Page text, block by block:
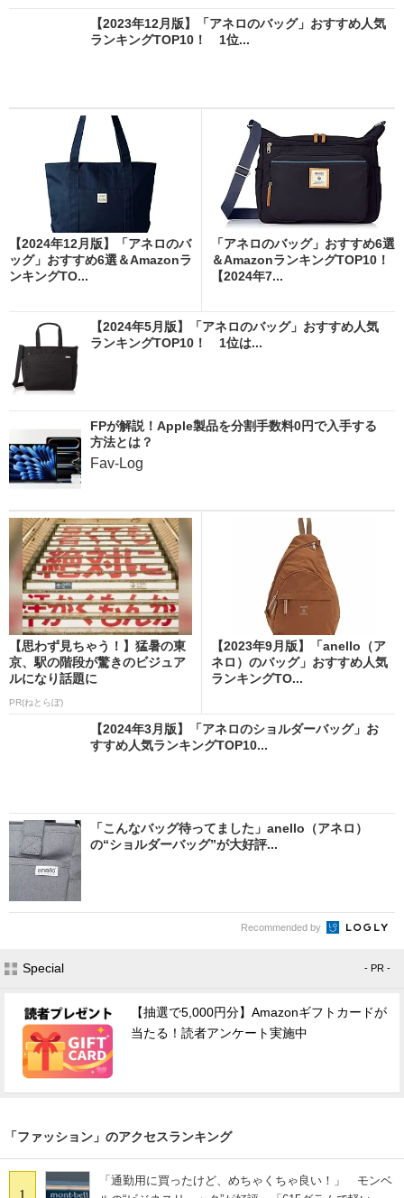
【2023年12月版】「アネロのバッグ」おすすめ人気
ランキングTOP10！ 1位...
【2024年12月版】「アネロのバ
ッグ」おすすめ6選＆Amazonラ
ンキングTO...
「アネロのバッグ」おすすめ6選
＆AmazonランキングTOP10！
【2024年7...
【2024年5月版】「アネロのバッグ」おすすめ人気
ランキングTOP10！ 1位は...
FPが解説！Apple製品を分割手数料0円で入手する
方法とは？
Fav-Log
【思わず見ちゃう！】猛暑の東
京、駅の階段が驚きのビジュア
ルになり話題に
PR(ねとらぼ)
【2023年9月版】「anello（ア
ネロ）のバッグ」おすすめ人気
ランキングTO...
【2024年3月版】「アネロのショルダーバッグ」お
すすめ人気ランキングTOP10...
「こんなバッグ待ってました」anello（アネロ）
の“ショルダーバッグ”が大好評...
Recommended by
Special - PR -
【抽選で5,000円分】Amazonギフトカードが
当たる！読者アンケート実施中
「ファッション」のアクセスランキング
1
「通勤用に買ったけど、めちゃくちゃ良い！」 モンベ